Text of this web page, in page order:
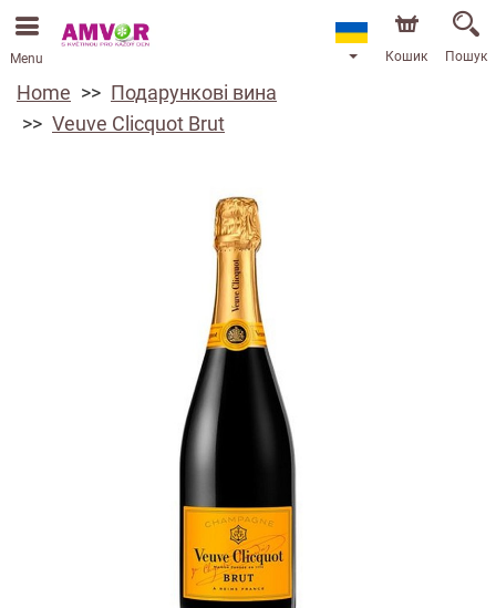
Menu Кошик Пошук
Home
Подарункові вина
Veuve Clicquot Brut